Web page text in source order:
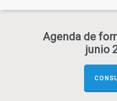
Agenda de
junio